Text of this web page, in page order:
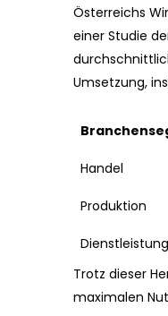
Österreichs
einer Studie
Umsetzung,
Handel
Produktion
Trotz dieser
maximalen